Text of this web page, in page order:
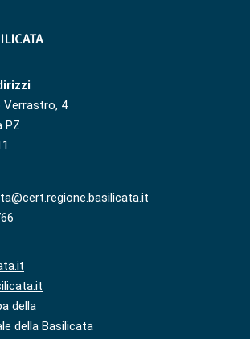
Verrastro, 4
PZ
della
della Basilicata